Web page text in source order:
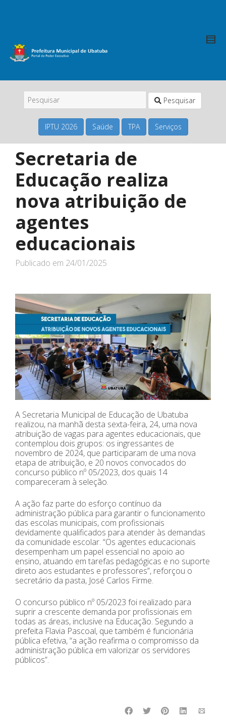
Pesquisar
IPTU 2026 Saúde TPA Serviços
Secretaria de
Educação realiza
nova atribuição de
agentes
educacionais
Publicado em 24/01/2025
A Secretaria Municipal de Educação de Ubatuba
realizou, na manhã desta sexta-feira, 24, uma nova
atribuição de vagas para agentes educacionais, que
contemplou dois grupos: os ingressantes de
novembro de 2024, que participaram de uma nova
etapa de atribuição, e 20 novos convocados do
concurso público nº 05/2023, dos quais 14
compareceram à seleção.
A ação faz parte do esforço contínuo da
administração pública para garantir o funcionamento
das escolas municipais, com profissionais
devidamente qualificados para atender às demandas
da comunidade escolar. “Os agentes educacionais
desempenham um papel essencial no apoio ao
ensino, atuando em tarefas pedagógicas e no suporte
direto aos estudantes e professores”, reforçou o
secretário da pasta, José Carlos Firme.
O concurso público nº 05/2023 foi realizado para
suprir a crescente demanda por profissionais em
todas as áreas, inclusive na Educação. Segundo a
prefeita Flavia Pascoal, que também é funcionária
pública efetiva, “a ação reafirma o compromisso da
administração pública em valorizar os servidores
públicos”.